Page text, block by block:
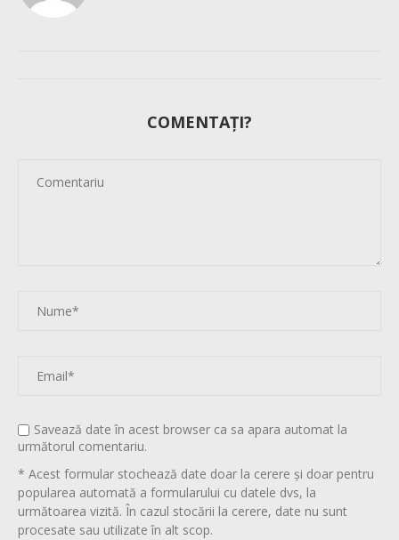
COMENTAȚI?
Savează date în acest browser ca sa apara automat la
următorul comentariu.
* Acest formular stochează date doar la cerere și doar pentru
popularea automată a formularului cu datele dvs, la
următoarea vizită. În cazul stocării la cerere, date nu sunt
procesate sau utilizate în alt scop.